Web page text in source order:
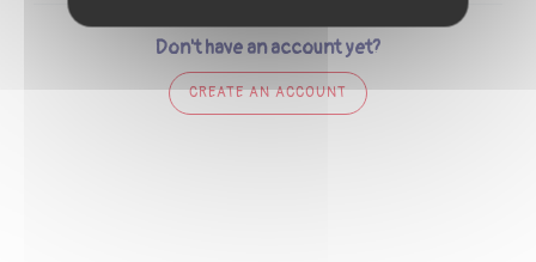
Don't have an account yet?
CREATE AN ACCOUNT